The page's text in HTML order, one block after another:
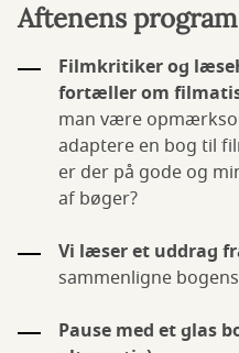
Aftenens program
Filmkritiker og
fortæller om
man være
adaptere en bog til
er der på gode og
af bøger?
Vi læser et uddrag
sammenligne
Pause med et glas